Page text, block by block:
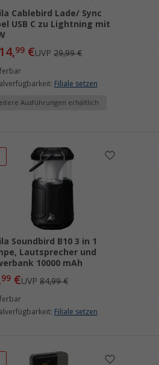
Cablebird Lade/ Sync
USB C zu Lightning mit
14,99 €UVP29,99 €
Filiale setzen
Ausführungen erhältlich
Soundbird B10 3 in 1
Lautsprecher und
10000 mAh
99 €UVP84,99 €
Filiale setzen